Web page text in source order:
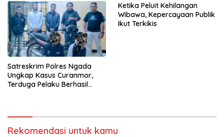
Satreskrim Polres Ngada
Ungkap Kasus Curanmor,
Terduga Pelaku Berhasil
Ketika Peluit Kehilangan
Wibawa, Kepercayaan Publik
Ikut Terkikis
Rekomendasi untuk kamu